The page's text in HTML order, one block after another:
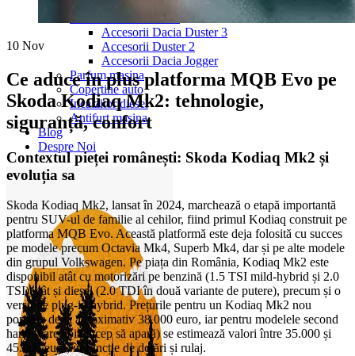
Accesorii Dacia Duster 3
Accesorii Duster 2
Accesorii Dacia Jogger
Parfum masina
Copertine auto
Incalzitor diesel
Antifurt masina
Blog
Despre Noi
10 Nov
Ce aduce în plus platforma MQB Evo pe
Skoda Kodiaq Mk2: tehnologie,
siguranță, confort
Contextul pieței românești: Skoda Kodiaq Mk2 și
evoluția sa
Skoda Kodiaq Mk2, lansat în 2024, marchează o etapă importantă
pentru SUV-ul de familie al cehilor, fiind primul Kodiaq construit pe
platforma MQB Evo. Această platformă este deja folosită cu succes
pe modele precum Octavia Mk4, Superb Mk4, dar și pe alte modele
din grupul Volkswagen. Pe piața din România, Kodiaq Mk2 este
disponibil atât cu motorizări pe benzină (1.5 TSI mild-hybrid și 2.0
TSI), cât și diesel (2.0 TDI în două variante de putere), precum și o
versiune plug-in hybrid. Prețurile pentru un Kodiaq Mk2 nou
pornesc de la aproximativ 38.000 euro, iar pentru modelele second
hand (care abia încep să apară) se estimează valori între 35.000 și
45.000 euro, în funcție de dotări și rulaj.